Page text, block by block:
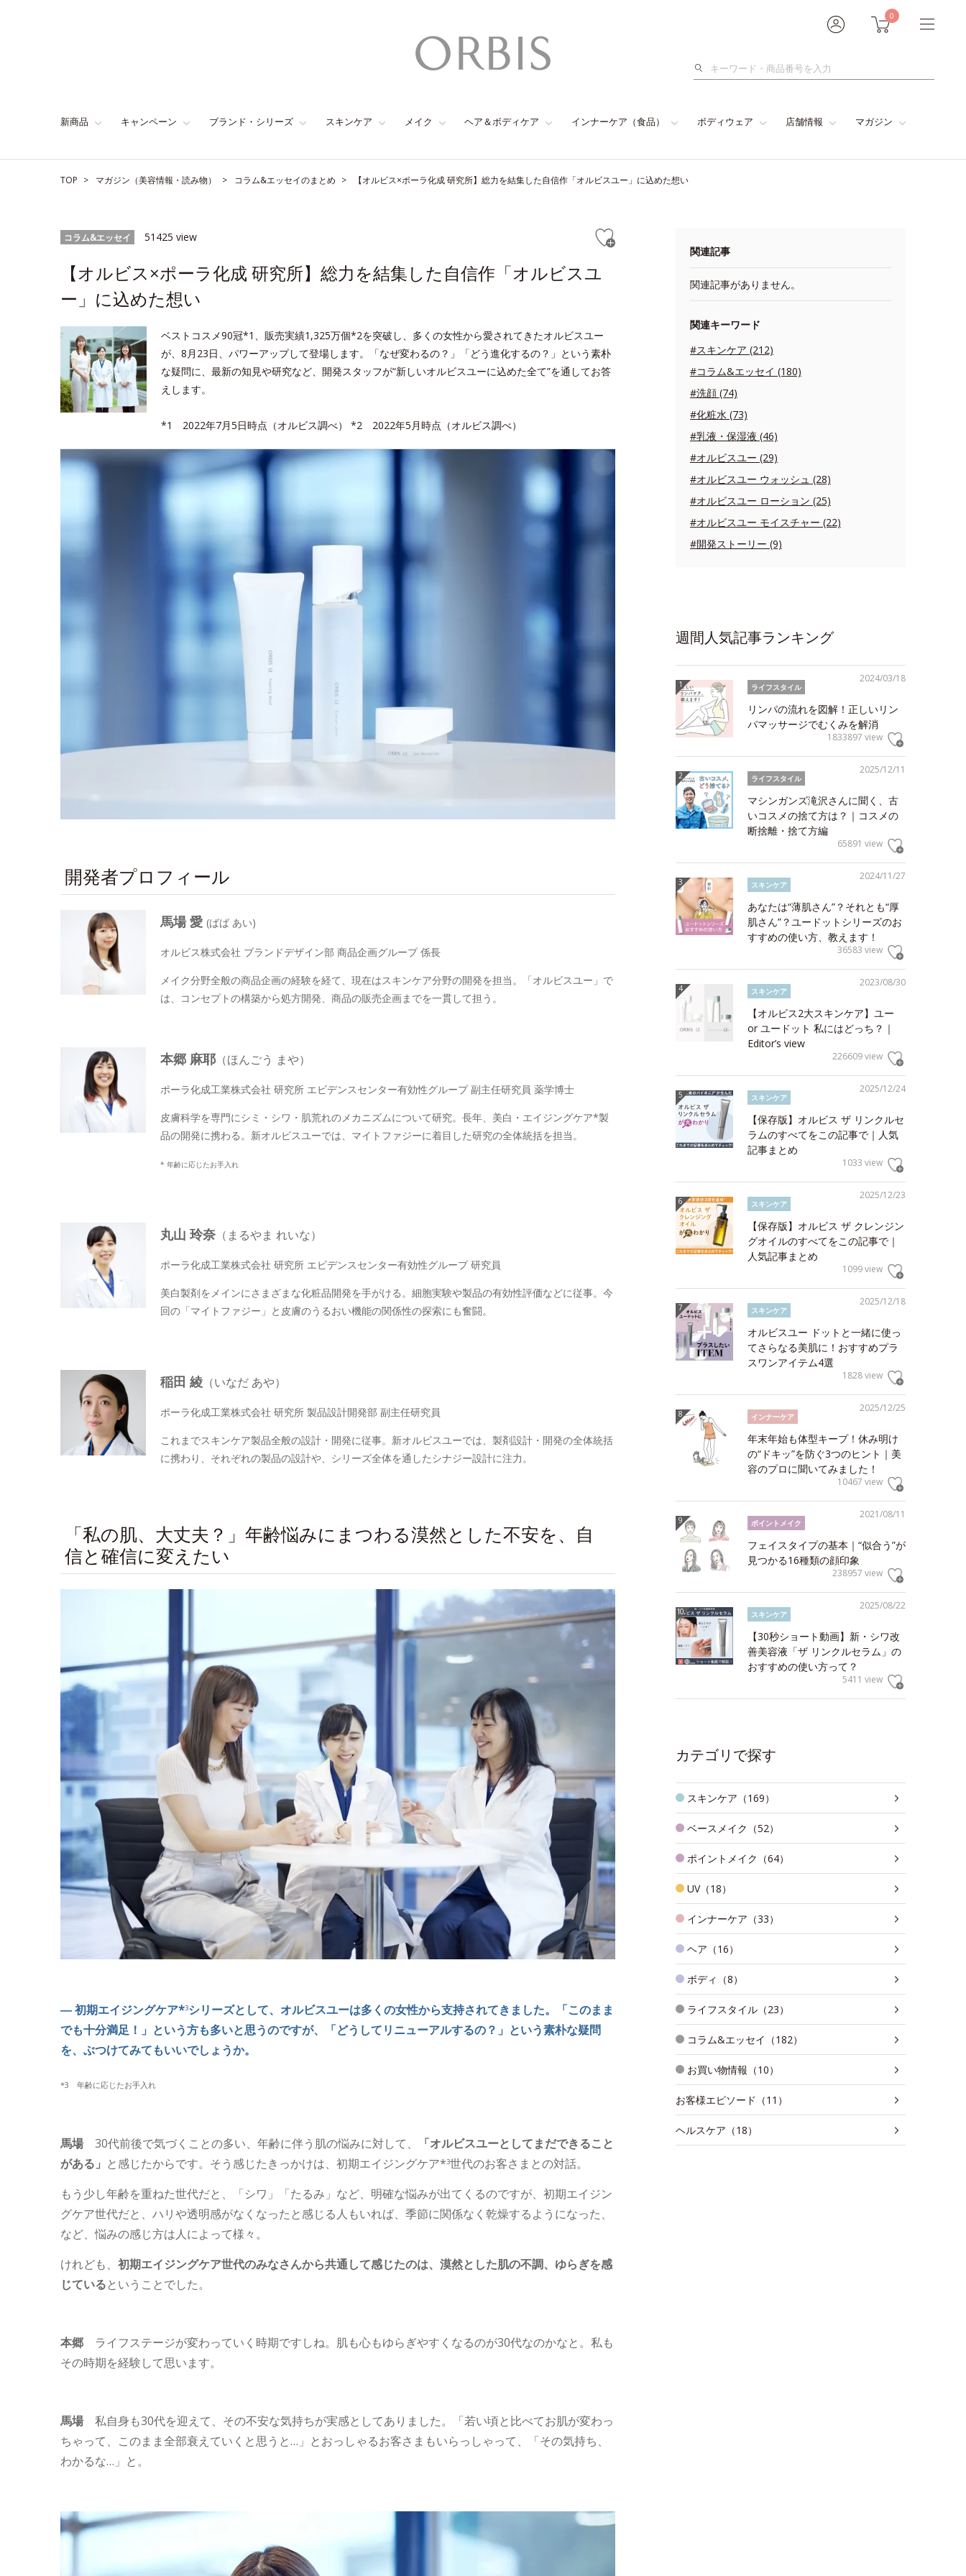
0
検
新商品 キャンペーン ブランド・シリーズ スキンケア メイク ヘア＆ボディケア インナーケア（食品） ボディウェア 店舗情報 マガジン
TOP マガジン（美容情報・読み物） コラム&エッセイのまとめ 【オルビス×ポーラ化成 研究所】総力を結集した自信作「オルビスユー」に込めた想い
コラム&エッセイ 51425 view
【オルビス×ポーラ化成 研究所】総力を結集した自信作「オルビスユ
ー」に込めた想い
ベストコスメ90冠*1、販売実績1,325万個*2を突破し、多くの女性から愛されてきたオルビスユー
が、8月23日、パワーアップして登場します。「なぜ変わるの？」「どう進化するの？」という素朴
な疑問に、最新の知見や研究など、開発スタッフが“新しいオルビスユーに込めた全て”を通してお答
えします。
*1 2022年7月5日時点（オルビス調べ） *2 2022年5月時点（オルビス調べ）
開発者プロフィール
馬場 愛 (ばば あい)
オルビス株式会社 ブランドデザイン部 商品企画グループ 係長
メイク分野全般の商品企画の経験を経て、現在はスキンケア分野の開発を担当。「オルビスユー」で
は、コンセプトの構築から処方開発、商品の販売企画までを一貫して担う。
本郷 麻耶（ほんごう まや）
ポーラ化成工業株式会社 研究所 エビデンスセンター有効性グループ 副主任研究員 薬学博士
皮膚科学を専門にシミ・シワ・肌荒れのメカニズムについて研究。長年、美白・エイジングケア*製
品の開発に携わる。新オルビスユーでは、マイトファジーに着目した研究の全体統括を担当。
* 年齢に応じたお手入れ
丸山 玲奈（まるやま れいな）
ポーラ化成工業株式会社 研究所 エビデンスセンター有効性グループ 研究員
美白製剤をメインにさまざまな化粧品開発を手がける。細胞実験や製品の有効性評価などに従事。今
回の「マイトファジー」と皮膚のうるおい機能の関係性の探索にも奮闘。
稲田 綾（いなだ あや）
ポーラ化成工業株式会社 研究所 製品設計開発部 副主任研究員
これまでスキンケア製品全般の設計・開発に従事。新オルビスユーでは、製剤設計・開発の全体統括
に携わり、それぞれの製品の設計や、シリーズ全体を通したシナジー設計に注力。
「私の肌、大丈夫？」年齢悩みにまつわる漠然とした不安を、自
信と確信に変えたい
― 初期エイジングケア*3シリーズとして、オルビスユーは多くの女性から支持されてきました。「このまま
でも十分満足！」という方も多いと思うのですが、「どうしてリニューアルするの？」という素朴な疑問
を、ぶつけてみてもいいでしょうか。
*3 年齢に応じたお手入れ
馬場 30代前後で気づくことの多い、年齢に伴う肌の悩みに対して、
「オルビスユーとしてまだできること
がある」 と感じたからです。そう感じたきっかけは、初期エイジングケア*3世代のお客さまとの対話。
もう少し年齢を重ねた世代だと、「シワ」「たるみ」など、明確な悩みが出てくるのですが、初期エイジン
グケア世代だと、ハリや透明感がなくなったと感じる人もいれば、季節に関係なく乾燥するようになった、
など、悩みの感じ方は人によって様々。
けれども、 初期エイジングケア世代のみなさんから共通して感じたのは、漠然とした肌の不調、ゆらぎを感
じているということでした。
本郷 ライフステージが変わっていく時期ですしね。肌も心もゆらぎやすくなるのが30代なのかなと。私も
その時期を経験して思います。
馬場 私自身も30代を迎えて、その不安な気持ちが実感としてありました。「若い頃と比べてお肌が変わっ
ちゃって、このまま全部衰えていくと思うと…」とおっしゃるお客さまもいらっしゃって、「その気持ち、
わかるな…」と。
関連記事
関連記事がありません。
関連キーワード
#スキンケア (212)
#コラム&エッセイ (180)
#洗顔 (74)
#化粧水 (73)
#乳液・保湿液 (46)
#オルビスユー (29)
#オルビスユー ウォッシュ (28)
#オルビスユー ローション (25)
#オルビスユー モイスチャー (22)
#開発ストーリー (9)
週間人気記事ランキング
2024/03/18
ライフスタイル
リンパの流れを図解！正しいリン
パマッサージでむくみを解消
1833897 view
2025/12/11
ライフスタイル
マシンガンズ滝沢さんに聞く、古
いコスメの捨て方は？｜コスメの
断捨離・捨て方編
65891 view
2024/11/27
スキンケア
あなたは“薄肌さん”？それとも“厚
肌さん”？ユードットシリーズのお
すすめの使い方、教えます！
36583 view
2023/08/30
スキンケア
【オルビス2大スキンケア】ユー
or ユードット 私にはどっち？｜
Editor’s view
226609 view
2025/12/24
スキンケア
【保存版】オルビス ザ リンクルセ
ラムのすべてをこの記事で｜人気
記事まとめ
1033 view
2025/12/23
スキンケア
【保存版】オルビス ザ クレンジン
グオイルのすべてをこの記事で｜
人気記事まとめ
1099 view
2025/12/18
スキンケア
オルビスユー ドットと一緒に使っ
てさらなる美肌に！おすすめプラ
スワンアイテム4選
1828 view
2025/12/25
インナーケア
年末年始も体型キープ！休み明け
の“ドキッ”を防ぐ3つのヒント｜美
容のプロに聞いてみました！
10467 view
2021/08/11
ポイントメイク
フェイスタイプの基本｜“似合う”が
見つかる16種類の顔印象
238957 view
2025/08/22
スキンケア
【30秒ショート動画】新・シワ改
善美容液「ザ リンクルセラム」の
おすすめの使い方って？
5411 view
カテゴリで探す
スキンケア（169）
ベースメイク（52）
ポイントメイク（64）
UV（18）
インナーケア（33）
ヘア（16）
ボディ（8）
ライフスタイル（23）
コラム&エッセイ（182）
お買い物情報（10）
お客様エピソード（11）
ヘルスケア（18）